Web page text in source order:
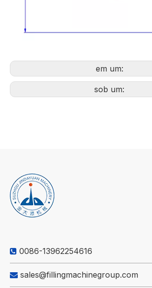
em um:
sob um:
 0086-13962254616
 sales@fillingmachinegroup.com